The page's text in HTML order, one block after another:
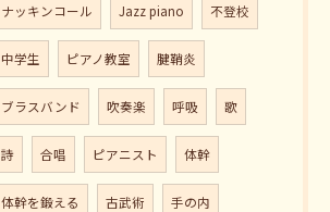
ナッキンコール Jazz piano 不登校
中学生 ピアノ教室 腱鞘炎
ブラスバンド 吹奏楽 呼吸 歌
詩 合唱 ピアニスト 体幹
体幹を鍛える 古武術 手の内